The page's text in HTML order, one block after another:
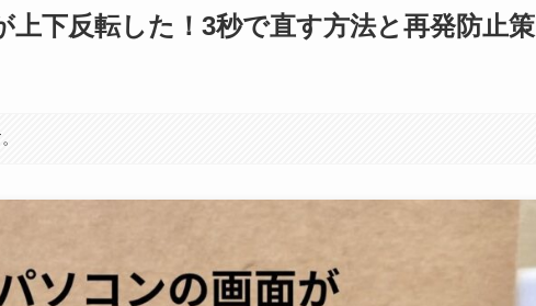
上下反転した！3秒で直す方法と再発防止策